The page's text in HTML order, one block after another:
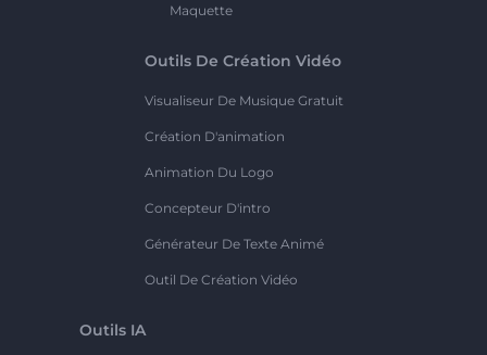
Maquette
Outils De Création Vidéo
Visualiseur De Musique Gratuit
Création D'animation
Animation Du Logo
Concepteur D'intro
Générateur De Texte Animé
Outil De Création Vidéo
Outils IA